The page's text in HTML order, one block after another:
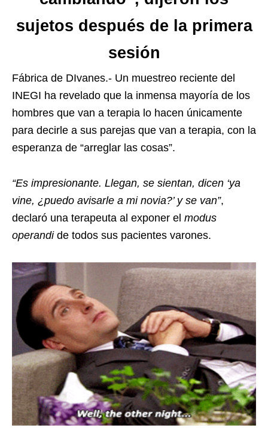
sujetos después de la primera
sesión
Fábrica de DIvanes.- Un muestreo reciente del
INEGI ha revelado que la inmensa mayoría de los
hombres que van a terapia lo hacen únicamente
para decirle a sus parejas que van a terapia, con la
esperanza de “arreglar las cosas”.
“Es impresionante. Llegan, se sientan, dicen ‘ya
vine, ¿puedo avisarle a mi novia?’ y se van”,
declaró una terapeuta al exponer el modus
operandide todos sus pacientes varones.